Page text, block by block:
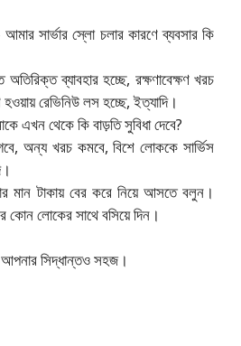
সার্ভার স্লো চলার কারণে ব্যবসার কি
ব্যাবহার হচ্ছে, রক্ষণাবেক্ষণ খরচ
হওয়ায় রেভিনিউ লস হচ্ছে, ইত্যাদি।
এখন থেকে কি বাড়তি সুবিধা দেবে?
অন্য খরচ কমবে, বিশে লোককে সার্ভিস
মান টাকায় বের করে নিয়ে আসতে বলুন।
কোন লোকের সাথে বসিয়ে দিন।
সিদ্ধান্তও সহজ।